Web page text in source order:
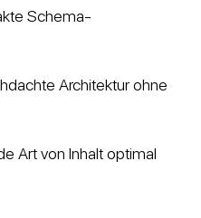
Schema-
Architektur ohne
Art von Inhalt optimal